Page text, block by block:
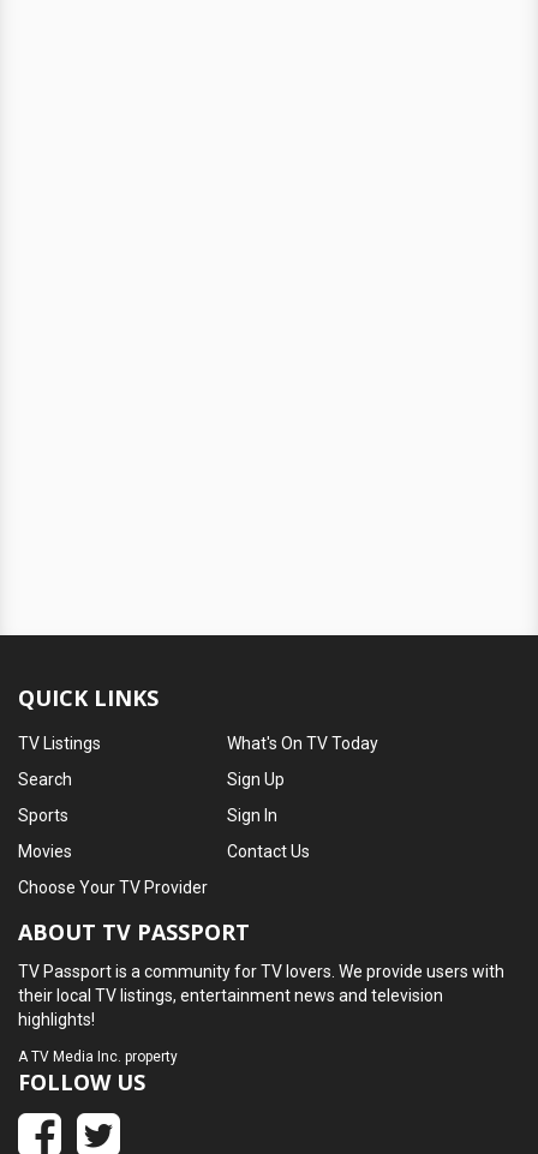
QUICK LINKS
TV Listings
Search
Sports
Movies
What's On TV Today
Sign Up
Sign In
Contact Us
Choose Your TV Provider
ABOUT TV PASSPORT
TV Passport is a community for TV lovers. We provide users with
their local TV listings, entertainment news and television
highlights!
A TV Media Inc. property
FOLLOW US